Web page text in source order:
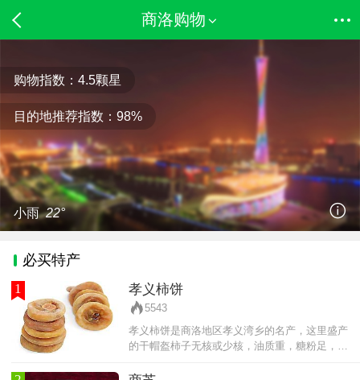
商洛购物
购物指数： 4.5颗星
目的地推荐指数： 98%
小雨22°
必买特产
1 孝义柿饼
5543
孝义柿饼是商洛地区孝义湾乡的名产，这里盛产
的干帽盔柿子无核或少核，油质重，糖粉足，色
霜厚，甘甜绵软。